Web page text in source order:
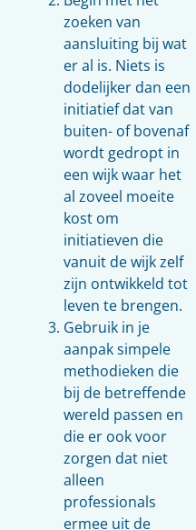
zoeken van
aansluiting bij wat
er al is. Niets is
dodelijker dan een
initiatief dat van
buiten- of bovenaf
wordt gedropt in
een wijk waar het
al zoveel moeite
kost om
initiatieven die
vanuit de wijk zelf
zijn ontwikkeld tot
leven te brengen.
Gebruik in je
aanpak simpele
methodieken die
bij de betreffende
wereld passen en
die er ook voor
zorgen dat niet
alleen
professionals
ermee uit de